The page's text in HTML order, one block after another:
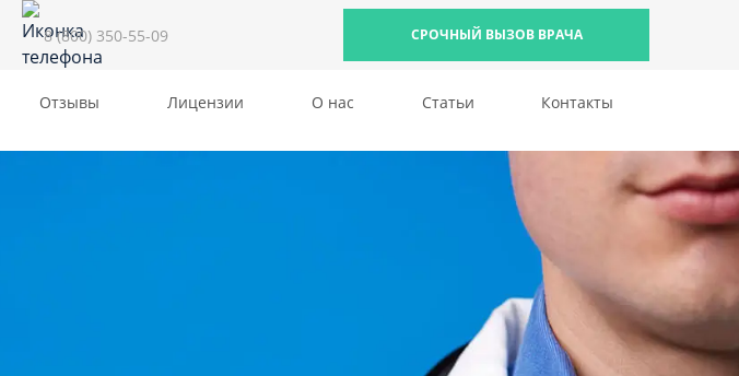
8 (800) 350-55-09 СРОЧНЫЙ ВЫЗОВ ВРАЧА
Отзывы Лицензии О нас Статьи Контакты